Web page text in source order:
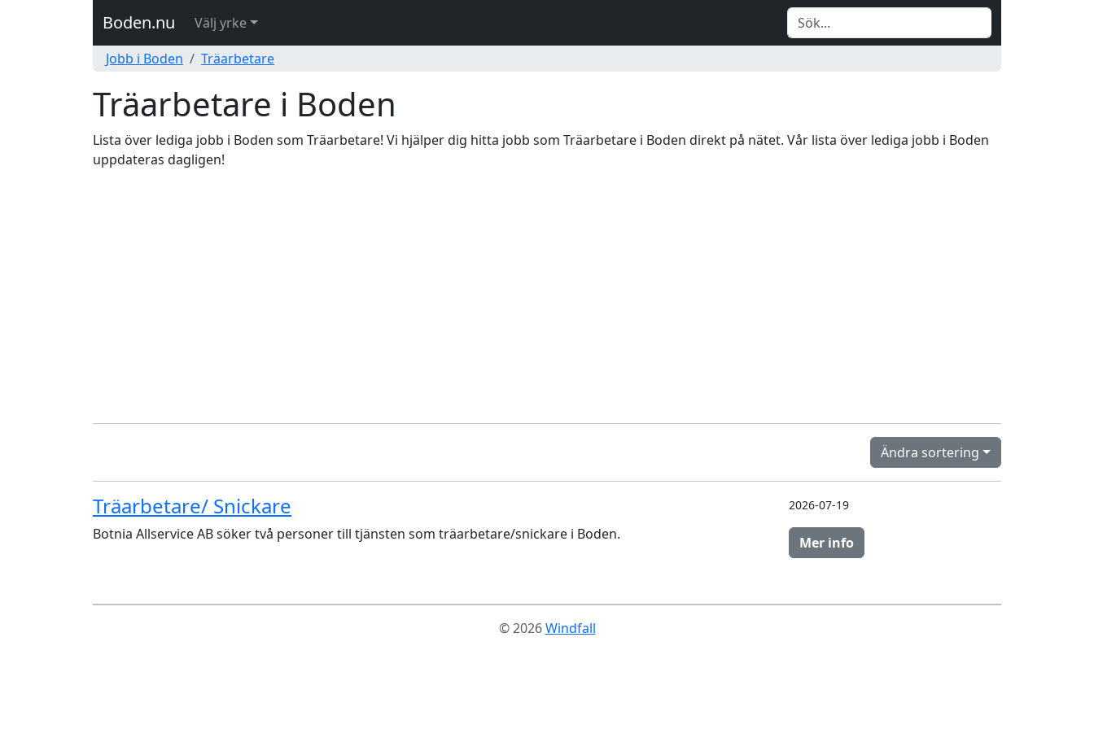
Boden.nu
Välj yrke
Jobb i Boden
Träarbetare
Träarbetare i Boden
Lista över lediga jobb i Boden som Träarbetare! Vi hjälper dig hitta jobb som Träarbetare i Boden direkt på nätet. Vår lista över lediga jobb i Boden
uppdateras dagligen!
Ändra sortering
Träarbetare/ Snickare
Botnia Allservice AB söker två personer till tjänsten som träarbetare/snickare i Boden.
2026-07-19
Mer info
© 2026Windfall